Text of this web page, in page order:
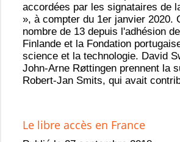
accordées par les signataires de
», à compter du 1er janvier 2020.
nombre de 13 depuis l'adhésion
Finlande et la Fondation
science et la technologie. David
John-Arne Røttingen prennent la
Robert-Jan Smits, qui avait
Le libre accès en France